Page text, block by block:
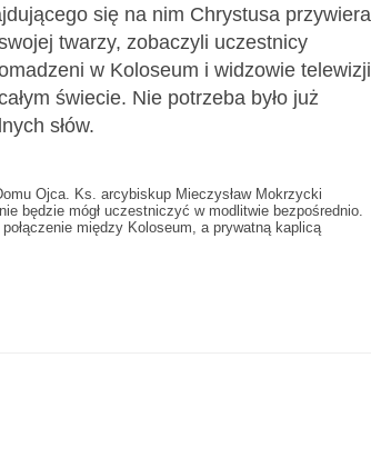
się na nim Chrystusa przywiera
twarzy, zobaczyli uczestnicy
w Koloseum i widzowie telewizji
świecie. Nie potrzeba było już
słów.
Ojca. Ks. arcybiskup Mieczysław Mokrzycki
będzie mógł uczestniczyć w modlitwie bezpośrednio.
między Koloseum, a prywatną kaplicą